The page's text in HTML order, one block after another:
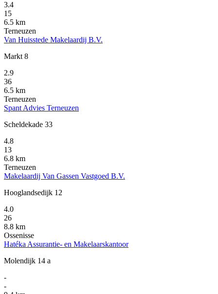
3.4
15
6.5 km
Terneuzen
Van Huisstede Makelaardij B.V.
Markt 8
2.9
36
6.5 km
Terneuzen
Spant Advies Terneuzen
Scheldekade 33
4.8
13
6.8 km
Terneuzen
Makelaardij Van Gassen Vastgoed B.V.
Hooglandsedijk 12
4.0
26
8.8 km
Ossenisse
Hatéka Assurantie- en Makelaarskantoor
Molendijk 14 a
-
-